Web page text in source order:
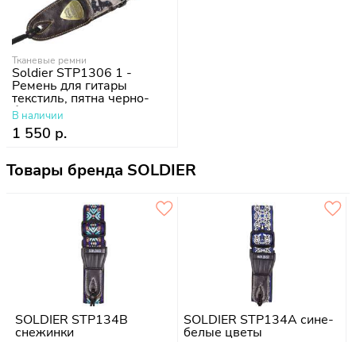
Тканевые ремни
Soldier STP1306 1 -
Ремень для гитары
текстиль, пятна черно-
белые
В наличии
1 550 р.
Товары бренда SOLDIER
SOLDIER STP134B
снежинки
SOLDIER STP134A сине-
белые цветы